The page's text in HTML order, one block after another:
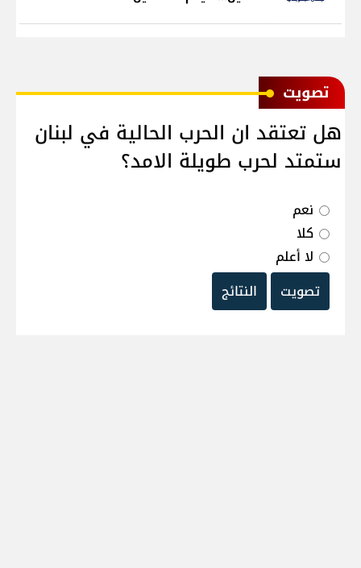
ﺗﺼﻮﻳﺖ
هل تعتقد ان الحرب الحالية في لبنان
ستمتد لحرب طويلة الامد؟
نعم
كلا
لا أعلم
تصويت
النتائج